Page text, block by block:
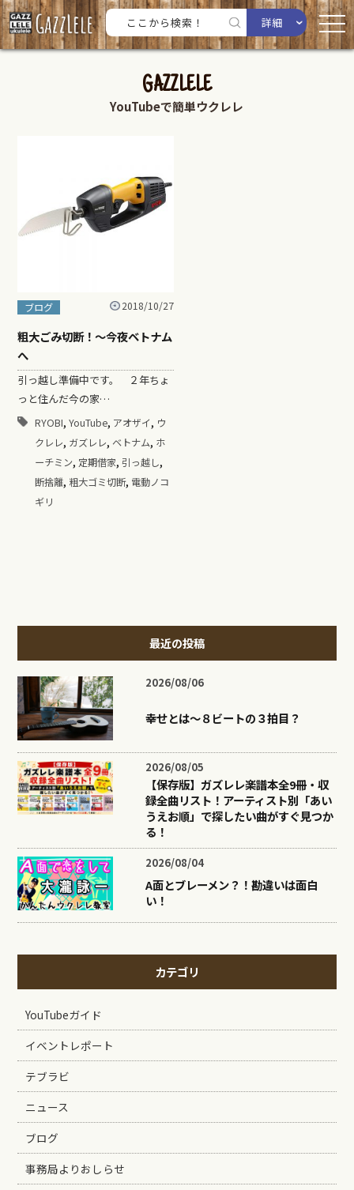
詳細
GAZZLELE
YouTubeで簡単ウクレレ
ブログ 2018/10/27
粗大ごみ切断！〜今夜ベトナム
へ
引っ越し準備中です。 ２年ちょ
っと住んだ今の家…
RYOBI, YouTube, アオザイ, ウ
クレレ, ガズレレ, ベトナム, ホ
ーチミン, 定期借家, 引っ越し,
断捨離, 粗大ゴミ切断, 電動ノコ
ギリ
最近の投稿
2026/08/06
幸せとは〜８ビートの３拍目？
2026/08/05
【保存版】ガズレレ楽譜本全9冊・収
録全曲リスト！アーティスト別「あい
うえお順」で探したい曲がすぐ見つか
る！
2026/08/04
A面とブレーメン？！勘違いは面白
い！
カテゴリ
YouTubeガイド
イベントレポート
テブラビ
ニュース
ブログ
事務局よりおしらせ